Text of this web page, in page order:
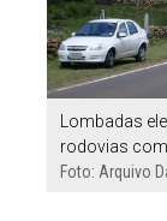
Lombadas
rodovias
Foto: Arquivo